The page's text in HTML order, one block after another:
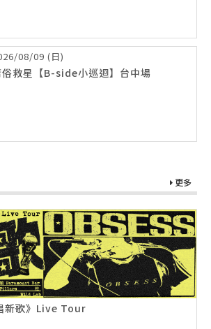
08/09 (日)
救星【B-side小巡迴】台中場
更多
新歌》Live Tour